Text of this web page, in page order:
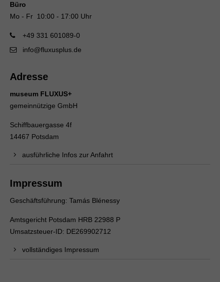
Büro
Mo - Fr 10:00 - 17:00 Uhr
+49 331 601089-0
info@fluxusplus.de
Adresse
museum FLUXUS+
gemeinnützige GmbH
Schiffbauergasse 4f
14467 Potsdam
ausführliche Infos zur Anfahrt
Impressum
Geschäftsführung: Tamás Blénessy
Amtsgericht Potsdam HRB 22988 P
Umsatzsteuer-ID: DE269902712
vollständiges Impressum